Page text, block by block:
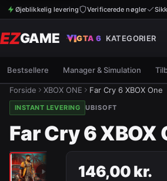
Øjeblikkelig levering Verificerede nøgler
EZGAME GTA 6 KATEGORIER
Bestsellere Manager & Simulation
Forside XBOX ONE Far Cry 6 XBOX One
INSTANT LEVERING UBISOFT
Far Cry 6 XBOX
146,00 kr.